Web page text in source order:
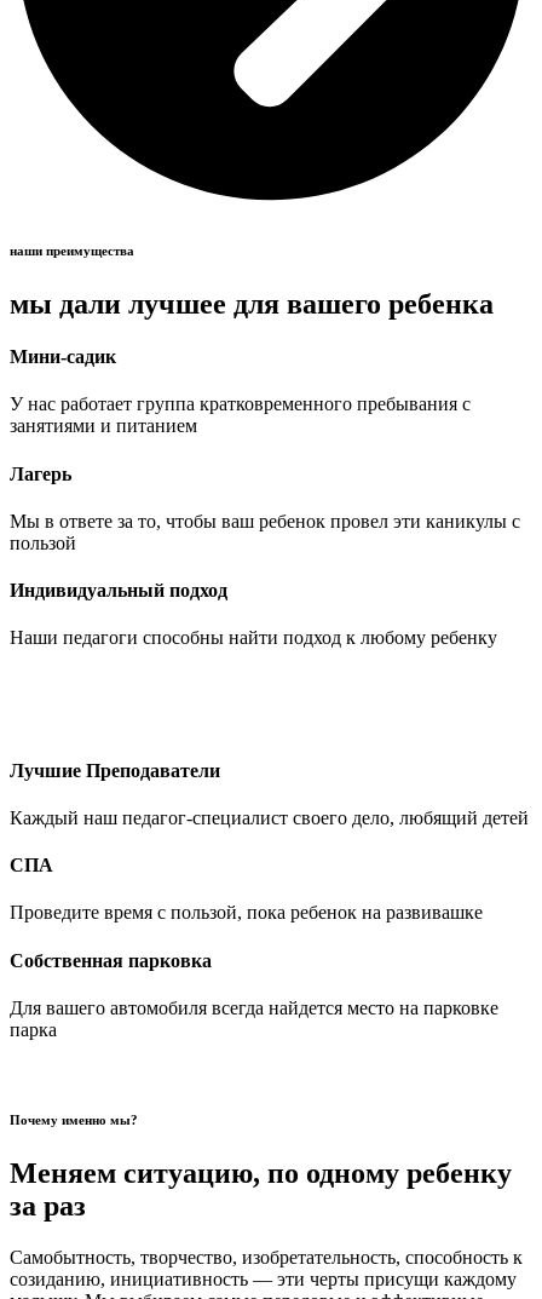
наши преимущества
мы дали лучшее для вашего ребенка
Мини-садик
У нас работает группа кратковременного пребывания с
занятиями и питанием
Лагерь
Мы в ответе за то, чтобы ваш ребенок провел эти каникулы с
пользой
Индивидуальный подход
Наши педагоги способны найти подход к любому ребенку
Лучшие Преподаватели
Каждый наш педагог-специалист своего дело, любящий детей
СПА
Проведите время с пользой, пока ребенок на развивашке
Собственная парковка
Для вашего автомобиля всегда найдется место на парковке
парка
Почему именно мы?
Меняем ситуацию, по одному ребенку
за раз
Самобытность, творчество, изобретательность, способность к
созиданию, инициативность — эти черты присущи каждому